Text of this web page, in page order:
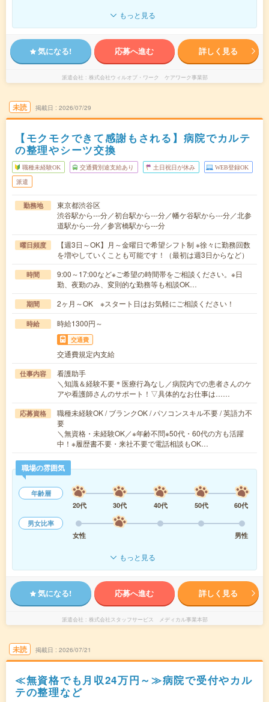
もっと見る
気になる! 応募へ進む 詳しく見る
派遣会社 株式会社ウィルオブ・ワーク ケアワーク事業部
未読 掲載日 2026/07/29
【モクモクできて感謝もされる】病院でカルテ
の整理やシーツ交換
職種未経験OK 交通費別途支給あり 土日祝日が休み WEB登録OK
派遣
勤務地
東京都渋谷区
渋谷駅から---分／初台駅から---分／幡ケ谷駅から---分／北参
道駅から---分／参宮橋駅から---分
曜日頻度
【週3日～OK】月～金曜日で希望シフト制 ※徐々に勤務回数
を増やしていくことも可能です！（最初は週3日からなど）
時間
9:00～17:00など※ご希望の時間帯をご相談ください。※日
勤、夜勤のみ、変則的な勤務等も相談OK…
期間 2ヶ月～OK ※スタート日はお気軽にご相談ください！
時給 時給1300円～
交通費
交通費規定内支給
仕事内容
看護助手
＼知識＆経験不要＊医療行為なし／病院内での患者さんのケ
アや看護師さんのサポート！▽具体的なお仕事は……
応募資格
職種未経験OK / ブランクOK / パソコンスキル不要 / 英語力不
要
＼無資格・未経験OK／※年齢不問※50代・60代の方も活躍
中！※履歴書不要・来社不要で電話相談もOK…
職場の雰囲気
年齢層
20代
30代 40代 50代
60代
男女比率
女性
男性
もっと見る
気になる! 応募へ進む 詳しく見る
派遣会社 株式会社スタッフサービス メディカル事業本部
未読 掲載日 2026/07/21
≪無資格でも月収24万円～≫病院で受付やカル
テの整理など